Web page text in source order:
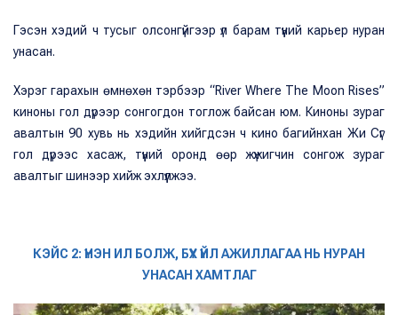
Гэсэн хэдий ч тусыг олсонгүйгээр үл барам түүний карьер нуран
унасан.
Хэрэг гарахын өмнөхөн тэрбээр “River Where The Moon Rises”
киноны гол дүрээр сонгогдон тоглож байсан юм. Киноны зураг
авалтын 90 хувь нь хэдийн хийгдсэн ч кино багийнхан Жи Сүг
гол дүрээс хасаж, түүний оронд өөр жүжигчин сонгож зураг
авалтыг шинээр хийж эхлүүлжээ.
КЭЙС 2: ҮНЭН ИЛ БОЛЖ, БҮХ ҮЙЛ АЖИЛЛАГАА НЬ НУРАН
УНАСАН ХАМТЛАГ